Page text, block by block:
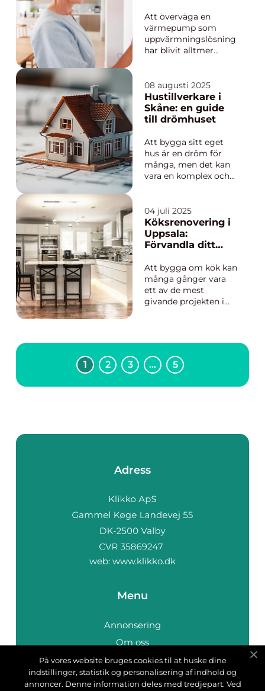
Att överväga en
värmepump som
uppvärmningslösning
har blivit alltmer
kalla vintrar kräver
effektiva och pålitliga
system. Men vad är
det som g...
08 augusti 2025
Hustillverkare i
Skåne: en guide
till drömhuset
Att bygga sitt eget
hus är en dröm för
många, men det kan
vara en komplex och
möjligheter att skapa
ett hus som inte bara
är estetiskt tilltalande
utan också...
04 juli 2025
Köksrenovering i
Uppsala:
Förvandla ditt
drömplats
Att bygga om kök kan
många gånger vara
ett av de mest
givande projekten i
även funktionaliteten
och värdet. För de
som bor i Uppsala och
1 2 3 … 5
Adress
web: www.klikko.dk
Menu
Annonsering
Om oss
Cookies
Kontakta oss
På vores website bruges cookies til at huske dine
indstillinger, statistik og personalisering af indhold og
annoncer. Denne information deles med tredjepart. Ved